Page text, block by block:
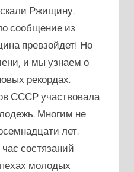
Ржищину.
сообщение из
превзойдет! Но
и мы узнаем о
рекордах.
СССР участвовала
Многим не
лет.
состязаний
молодых